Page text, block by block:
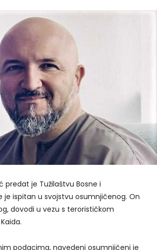
predat je Tužilaštvu Bosne i
je ispitan u svojstvu osumnjičenog. On
dovodi u vezu s terorističkom
podacima, navedeni osumnjičeni je